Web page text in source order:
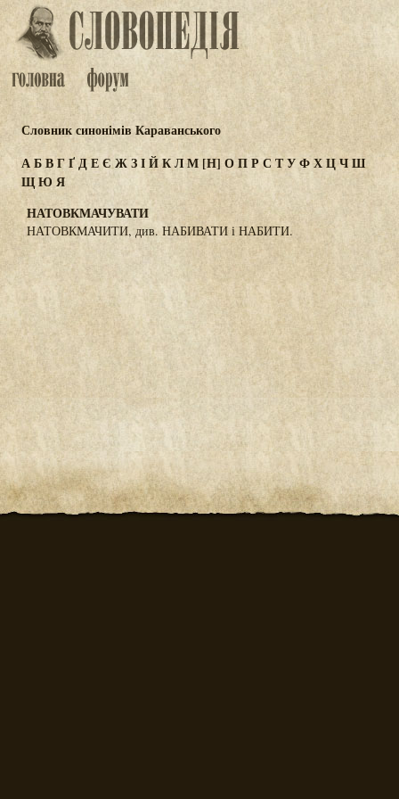
Словник синонімів Караванського
АБВГҐДЕЄ ЖЗІЙКЛМ [Н] ОПР С ТУФХЦЧШ
ЩЮ Я
НАТОВКМАЧУВАТИ
НАТОВКМАЧИТИ, див. НАБИВАТИ і НАБИТИ.